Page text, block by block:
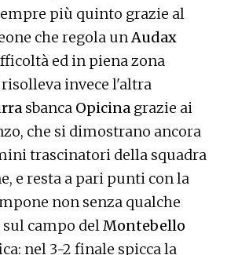
più quinto grazie al
che regola unAudax
ed in piena zona
invece l'altra
sbanca Opicina grazie ai
che si dimostrano ancora
trascinatori della squadra
e resta a pari punti con la
non senza qualche
campo delMontebello
nel 3-2 finale spicca la